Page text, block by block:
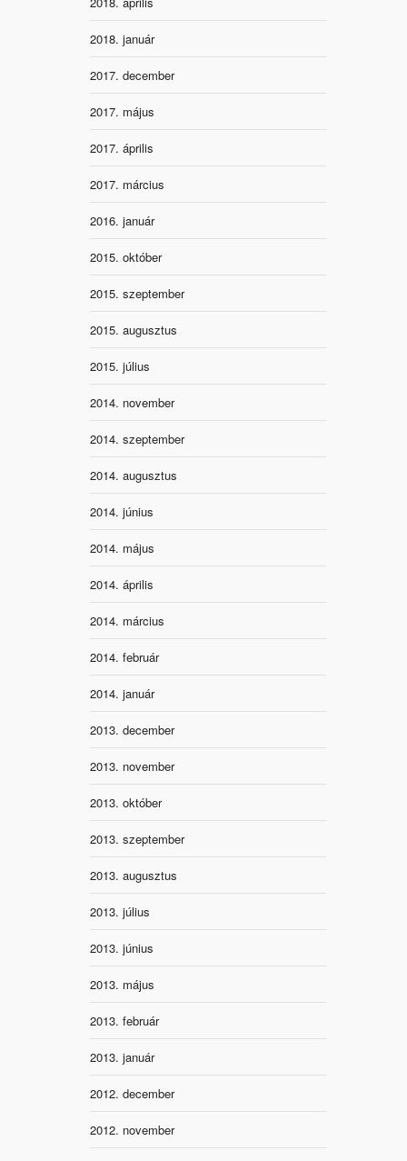
2018. január
2017. december
2017. május
2017. április
2017. március
2016. január
2015. október
2015. szeptember
2015. augusztus
2015. július
2014. november
2014. szeptember
2014. augusztus
2014. június
2014. május
2014. április
2014. március
2014. február
2014. január
2013. december
2013. november
2013. október
2013. szeptember
2013. augusztus
2013. július
2013. június
2013. május
2013. február
2013. január
2012. december
2012. november